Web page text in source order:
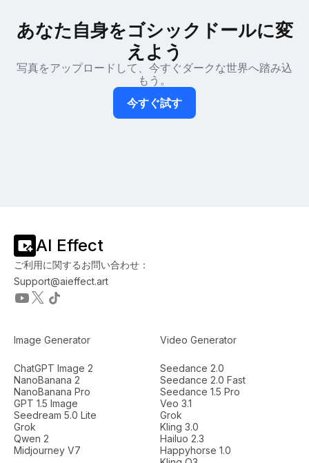
あなた自身をゴシックドールに変
えよう
写真をアップロードして、今すぐダークな世界へ踏み込
もう。
今すぐ試す
AI Effect
ご利用に関するお問い合わせ：
Support@aieffect.art
Image Generator
ChatGPT Image 2
NanoBanana 2
NanoBanana Pro
GPT 1.5 Image
Seedream 5.0 Lite
Grok
Qwen 2
Midjourney V7
Video Generator
Seedance 2.0
Seedance 2.0 Fast
Seedance 1.5 Pro
Veo 3.1
Grok
Kling 3.0
Hailuo 2.3
Happyhorse 1.0